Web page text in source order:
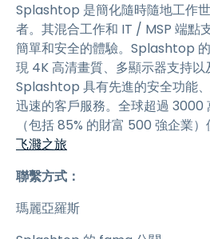
Splashtop 是簡化隨時隨地工作
者。其混合工作和 IT / MSP 端點
簡單和安全的體驗。Splashtop
現 4K 高清畫質、多顯示器支持以
Splashtop 具有先進的安全功能
迅速的客戶服務。全球超過 3000
（包括 85% 的財富 500 強企業
飞濺之旅
聯繫方式：
瑪麗亞羅斯